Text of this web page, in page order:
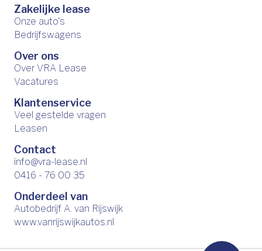
Zakelijke lease
Onze auto's
Bedrijfswagens
Over ons
Over VRA Lease
Vacatures
Klantenservice
Veel gestelde vragen
Leasen
Contact
info@vra-lease.nl
0416 - 76 00 35
Onderdeel van
Autobedrijf A. van Rijswijk
www.vanrijswijkautos.nl